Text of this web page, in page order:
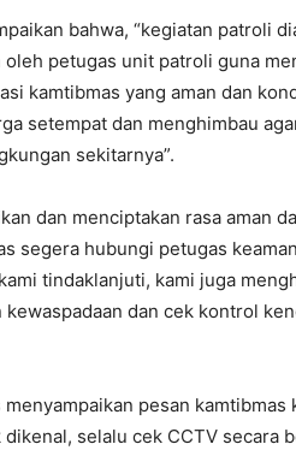
bahwa, “kegiatan patroli
petugas unit patroli guna
kamtibmas yang aman dan
setempat dan menghimbau
sekitarnya”.
dan menciptakan rasa aman
segera hubungi petugas
tindaklanjuti, kami juga
dan cek kontrol
pesan kamtibmas
selalu cek CCTV secara